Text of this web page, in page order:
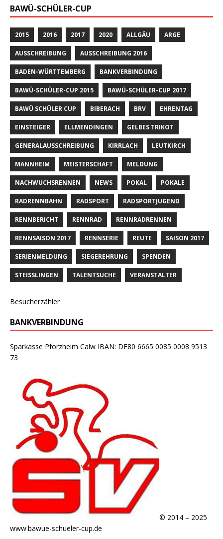
BAWÜ-SCHÜLER-CUP
2015 2016 2017 2020 ALLGÄU ARGE
AUSSCHREIBUNG AUSSCHREIBUNG 2016
BADEN-WÜRTTEMBERG BANKVERBINDUNG
BAWÜ-SCHÜLER-CUP 2015 BAWÜ-SCHÜLER-CUP 2017
BAWÜ SCHÜLER CUP BIBERACH BRV EHRENTAG
EINSTEIGER ELLMENDINGEN GELBES TRIKOT
GENERALAUSSCHREIBUNG KIRRLACH LEUTKIRCH
MANNHEIM MEISTERSCHAFT MELDUNG
NACHWUCHSRENNEN NEWS POKAL POKALE
RADRENNBAHN RADSPORT RADSPORTJUGEND
RENNBERICHT RENNRAD RENNRADRENNEN
RENNSAISON 2017 RENNSERIE REUTE SAISON 2017
SERIENMELDUNG SIEGEREHRUNG SPENDEN
STEISSLINGEN TALENTSUCHE VERANSTALTER
Besucherzähler
BANKVERBINDUNG
Sparkasse Pforzheim Calw IBAN: DE80 6665 0085 0008 9513
73
© 2014 – 2025
www.bawue-schueler-cup.de